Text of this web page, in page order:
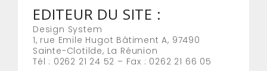
EDITEUR DU SITE :
Design System
1, rue Emile Hugot Bâtiment A, 97490
Sainte-Clotilde, La Réunion
Tél : 0262 21 24 52 – Fax : 0262 21 66 05